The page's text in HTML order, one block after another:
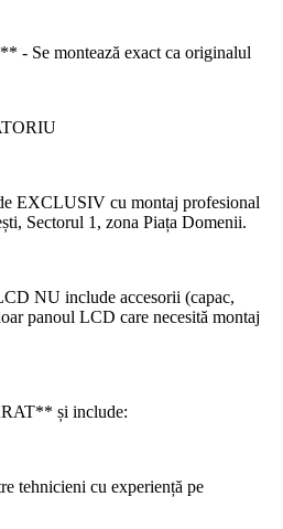
- Se montează exact ca originalul
EXCLUSIV cu montaj profesional
Sectorul 1, zona Piața Domenii.
NU include accesorii (capac,
panoul LCD care necesită montaj
și include:
tehnicieni cu experiență pe